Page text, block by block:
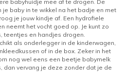
babyhuidje mee af te drogen. De
je baby in te wikkel na het badje en met
je jouw kindje af. Een hydrofiele
neemt het vocht goed op. Je kunt zo
teentjes en handjes drogen.
als onderlegger in de kinderwagen,
of in de box. Zeker in het
nog wel eens een beetje babymelk
dan vervang je deze zonder dat je de